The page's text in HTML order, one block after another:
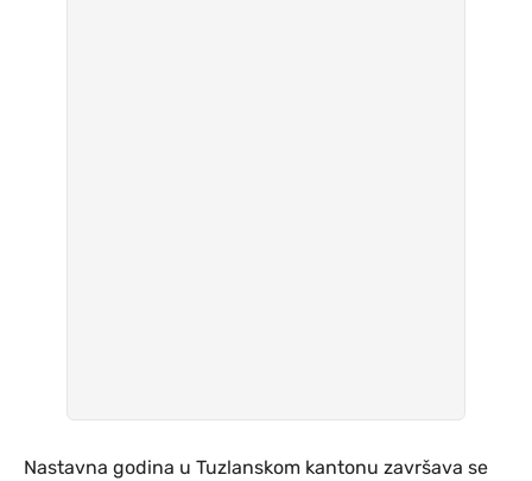
Nastavna godina u Tuzlanskom kantonu završava se